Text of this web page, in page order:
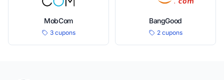
MobCom
3 cupons
BangGood
2 cupons